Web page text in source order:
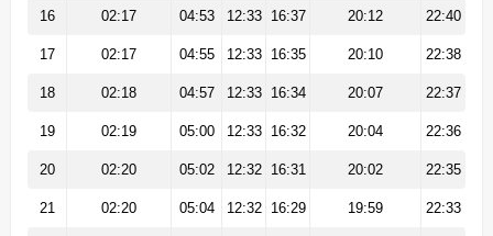
16 02:17 04:53 12:33 16:37 20:12 22:40
17 02:17 04:55 12:33 16:35 20:10 22:38
18 02:18 04:57 12:33 16:34 20:07 22:37
19 02:19 05:00 12:33 16:32 20:04 22:36
20 02:20 05:02 12:32 16:31 20:02 22:35
21 02:20 05:04 12:32 16:29 19:59 22:33